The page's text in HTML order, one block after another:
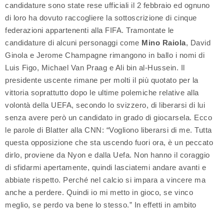
candidature sono state rese ufficiali il 2 febbraio ed ognuno
di loro ha dovuto raccogliere la sottoscrizione di cinque
federazioni appartenenti alla FIFA. Tramontate le
candidature di alcuni personaggi come Mino Raiola, David
Ginola e Jerome Champagne rimangono in ballo i nomi di
Luis Figo, Michael Van Praag e Ali bin al-Hussein. Il
presidente uscente rimane per molti il più quotato per la
vittoria soprattutto dopo le ultime polemiche relative alla
volontà della UEFA, secondo lo svizzero, di liberarsi di lui
senza avere però un candidato in grado di giocarsela. Ecco
le parole di Blatter alla CNN: “Vogliono liberarsi di me. Tutta
questa opposizione che sta uscendo fuori ora, è un peccato
dirlo, proviene da Nyon e dalla Uefa. Non hanno il coraggio
di sfidarmi apertamente, quindi lasciatemi andare avanti e
abbiate rispetto. Perché nel calcio si impara a vincere ma
anche a perdere. Quindi io mi metto in gioco, se vinco
meglio, se perdo va bene lo stesso.” In effetti in ambito